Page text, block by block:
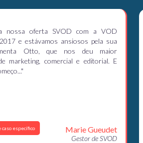
oferta SVOD com a VOD
e estávamos ansiosos pela sua
Otto, que nos deu maior
marketing, comercial e editorial. E
específico Marie Gueudet
Gestor de SVOD